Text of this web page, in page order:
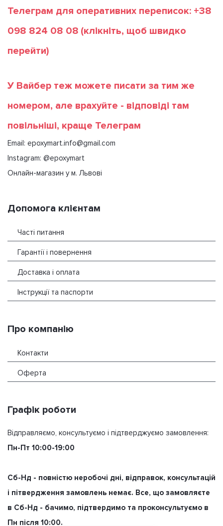
Телеграм для оперативних переписок: +38
098 824 08 08 (клікніть, щоб швидко
перейти)
У Вайбер теж можете писати за тим же
номером, але врахуйте - відповіді там
повільніші, краще Телеграм
Email: epoxymart.info@gmail.com
Instagram: @epoxymart
Онлайн-магазин у м. Львові
Допомога клієнтам
Часті питання
Гарантії і повернення
Доставка і оплата
Інструкції та паспорти
Про компанію
Контакти
Оферта
Графік роботи
Відправляємо, консультуємо і підтверджуємо замовлення:
Пн-Пт 10:00-19:00
Сб-Нд - повністю неробочі дні, відправок, консультацій
і пітвердження замовлень немає. Все, що замовляєте
в Сб-Нд - бачимо, підтвердимо та проконсультуємо в
Пн після 10:00.